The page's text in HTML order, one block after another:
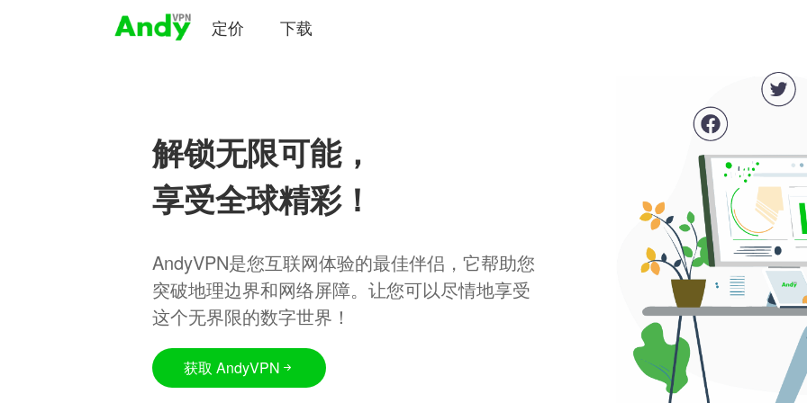
定价 下载
解锁无限可能，
享受全球精彩！
AndyVPN是您互联网体验的最佳伴侣，它帮助您
突破地理边界和网络屏障。让您可以尽情地享受
这个无界限的数字世界！
获取 AndyVPN